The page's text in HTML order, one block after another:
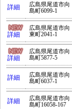
詳細
広島県尾道市向
島町6099-1
詳細
広島県尾道市向
東町2041-1
詳細
広島県尾道市向
島町5877-5
詳細
広島県尾道市向
島町6037-1
詳細
広島県尾道市向
島町16058-167